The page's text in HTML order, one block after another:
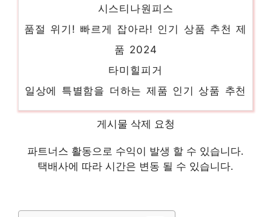
여름셔츠
제품 2024
게시물 삭제 요청
파트너스 활동으로 수익이 발생 할 수 있습니다.
택배사에 따라 시간은 변동 될 수 있습니다.